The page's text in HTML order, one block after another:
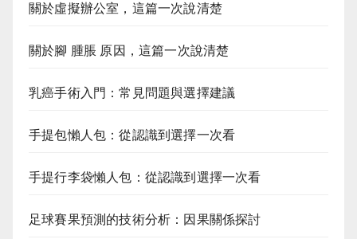
關於虛擬辦公室，這篇一次說清楚
關於腳 腫脹 原因，這篇一次說清楚
乳癌手術入門：常見問題與選擇建議
手提包懶人包：從認識到選擇一次看
手提行李袋懶人包：從認識到選擇一次看
足球賽果預測的技術分析：因果關係探討